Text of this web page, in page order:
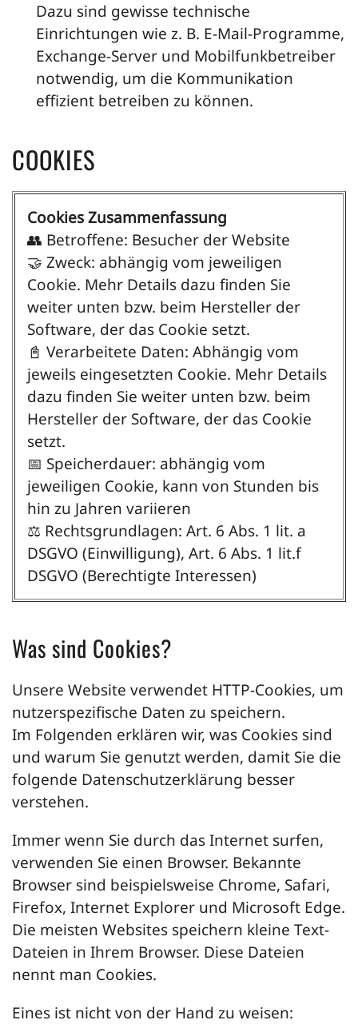
Dazu sind gewisse technische
Einrichtungen wie z. B. E-Mail-Programme,
Exchange-Server und Mobilfunkbetreiber
notwendig, um die Kommunikation
effizient betreiben zu können.
COOKIES
Cookies Zusammenfassung
👥 Betroffene: Besucher der Website
🤝 Zweck: abhängig vom jeweiligen
Cookie. Mehr Details dazu finden Sie
weiter unten bzw. beim Hersteller der
Software, der das Cookie setzt.
📓 Verarbeitete Daten: Abhängig vom
jeweils eingesetzten Cookie. Mehr Details
dazu finden Sie weiter unten bzw. beim
Hersteller der Software, der das Cookie
setzt.
📅 Speicherdauer: abhängig vom
jeweiligen Cookie, kann von Stunden bis
hin zu Jahren variieren
⚖️ Rechtsgrundlagen: Art. 6 Abs. 1 lit. a
DSGVO (Einwilligung), Art. 6 Abs. 1 lit.f
DSGVO (Berechtigte Interessen)
Was sind Cookies?
Unsere Website verwendet HTTP-Cookies, um
nutzerspezifische Daten zu speichern.
Im Folgenden erklären wir, was Cookies sind
und warum Sie genutzt werden, damit Sie die
folgende Datenschutzerklärung besser
verstehen.
Immer wenn Sie durch das Internet surfen,
verwenden Sie einen Browser. Bekannte
Browser sind beispielsweise Chrome, Safari,
Firefox, Internet Explorer und Microsoft Edge.
Die meisten Websites speichern kleine Text-
Dateien in Ihrem Browser. Diese Dateien
nennt man Cookies.
Eines ist nicht von der Hand zu weisen: